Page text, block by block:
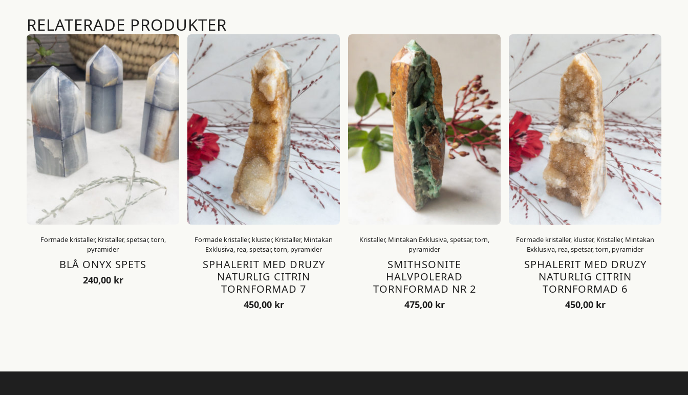
RELATERADE PRODUKTER
Formade kristaller, Kristaller, spetsar, torn,
pyramider
BLÅ ONYX SPETS
240,00 kr
Formade kristaller, kluster, Kristaller, Mintakan
Exklusiva, rea, spetsar, torn, pyramider
SPHALERIT MED DRUZY
NATURLIG CITRIN
TORNFORMAD 7
450,00 kr
Kristaller, Mintakan Exklusiva, spetsar, torn,
pyramider
SMITHSONITE
HALVPOLERAD
TORNFORMAD NR 2
475,00 kr
Formade kristaller, kluster, Kristaller, Mintakan
Exklusiva, rea, spetsar, torn, pyramider
SPHALERIT MED DRUZY
NATURLIG CITRIN
TORNFORMAD 6
450,00 kr